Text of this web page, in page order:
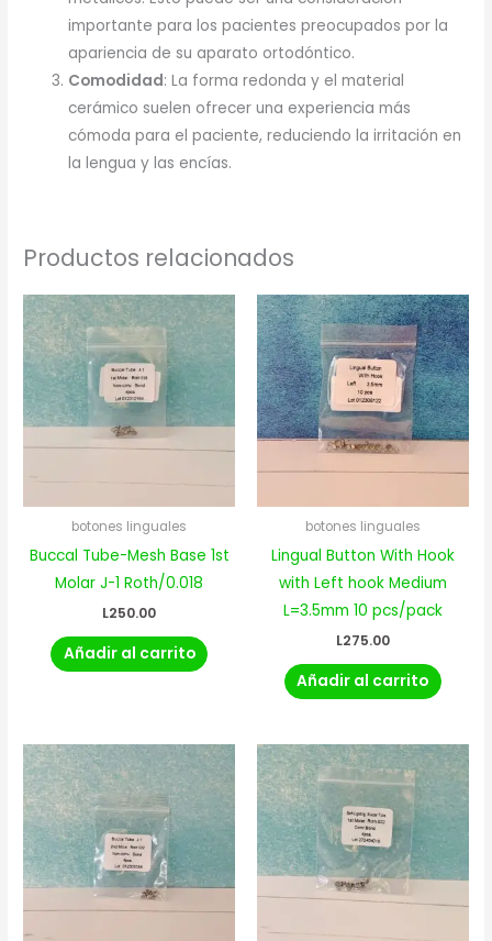
importante para los pacientes preocupados por la
apariencia de su aparato ortodóntico.
Comodidad: La forma redonda y el material
cerámico suelen ofrecer una experiencia más
cómoda para el paciente, reduciendo la irritación en
la lengua y las encías.
Productos relacionados
botones linguales
Buccal Tube-Mesh Base 1st
Molar J-1 Roth/0.018
L250.00
Añadir al carrito
botones linguales
Lingual Button With Hook
with Left hook Medium
L=3.5mm 10 pcs/pack
L275.00
Añadir al carrito